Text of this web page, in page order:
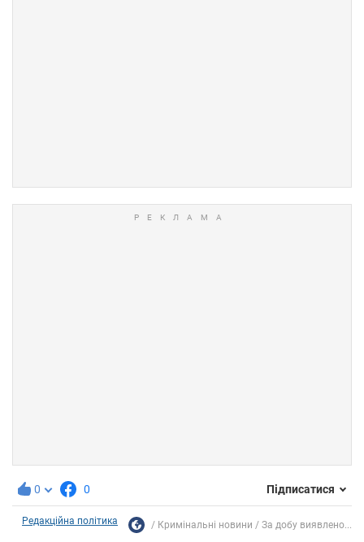
0 0 Підписатися
Редакційна політика Кримінальні новини За добу виявлено...